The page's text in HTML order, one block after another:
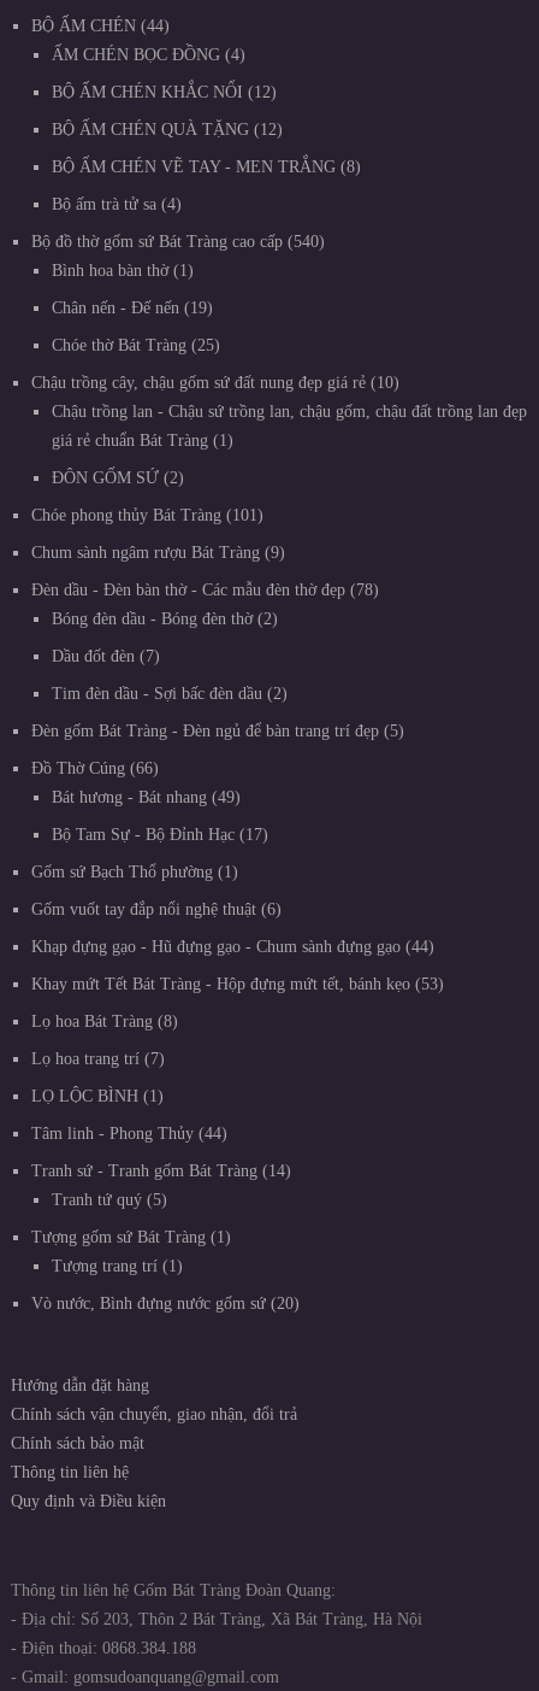
BỘ ẤM CHÉN
44
ẤM CHÉN BỌC ĐỒNG
4
BỘ ẤM CHÉN KHẮC NỔI 12
BỘ ẤM CHÉN QUÀ TẶNG 12
BỘ ẤM CHÉN VẼ TAY - MEN TRẮNG 8
Bộ ấm trà tử sa 4
Bộ đồ thờ gốm sứ Bát Tràng cao cấp
540
Bình hoa bàn thờ
1
Chân nến - Đế nến 19
Chóe thờ Bát Tràng 25
Chậu trồng cây, chậu gốm sứ đất nung đẹp giá rẻ
10
Chậu trồng lan - Chậu sứ trồng lan, chậu gốm, chậu đất trồng lan đẹp
giá rẻ chuẩn Bát Tràng
1
ĐÔN GỐM SỨ 2
Chóe phong thủy Bát Tràng 101
Chum sành ngâm rượu Bát Tràng 9
Đèn dầu - Đèn bàn thờ - Các mẫu đèn thờ đẹp
78
Bóng đèn dầu - Bóng đèn thờ
2
Dầu đốt đèn 7
Tim đèn dầu - Sợi bấc đèn dầu 2
Đèn gốm Bát Tràng - Đèn ngủ để bàn trang trí đẹp 5
Đồ Thờ Cúng
66
Bát hương - Bát nhang
49
Bộ Tam Sự - Bộ Đỉnh Hạc 17
Gốm sứ Bạch Thổ phường 1
Gốm vuốt tay đắp nổi nghệ thuật 6
Khạp đựng gạo - Hũ đựng gạo - Chum sành đựng gạo 44
Khay mứt Tết Bát Tràng - Hộp đựng mứt tết, bánh kẹo 53
Lọ hoa Bát Tràng 8
Lọ hoa trang trí 7
LỌ LỘC BÌNH 1
Tâm linh - Phong Thủy 44
Tranh sứ - Tranh gốm Bát Tràng
14
Tranh tứ quý
5
Tượng gốm sứ Bát Tràng
1
Tượng trang trí
1
Vò nước, Bình đựng nước gốm sứ 20
Hướng dẫn đặt hàng
Chính sách vận chuyển, giao nhận, đổi trả
Chính sách bảo mật
Thông tin liên hệ
Quy định và Điều kiện
Thông tin liên hệ Gốm Bát Tràng Đoàn Quang:
- Địa chỉ: Số 203, Thôn 2 Bát Tràng, Xã Bát Tràng, Hà Nội
- Điện thoại: 0868.384.188
- Gmail: gomsudoanquang@gmail.com